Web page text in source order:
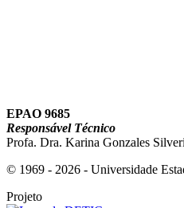
EPAO 9685
Responsável Técnico
Profa. Dra. Karina Gonzales
© 1969 - 2026 - Universidade
Projeto